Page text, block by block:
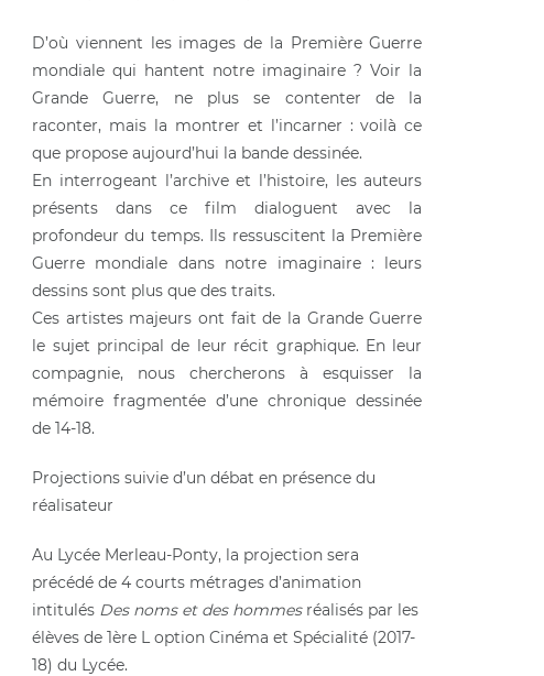
D’où viennent les images de la Première Guerre
mondiale qui hantent notre imaginaire ? Voir la
Grande Guerre, ne plus se contenter de la
raconter, mais la montrer et l’incarner : voilà ce
que propose aujourd’hui la bande dessinée.
En interrogeant l’archive et l’histoire, les auteurs
présents dans ce film dialoguent avec la
profondeur du temps. Ils ressuscitent la Première
Guerre mondiale dans notre imaginaire : leurs
dessins sont plus que des traits.
Ces artistes majeurs ont fait de la Grande Guerre
le sujet principal de leur récit graphique. En leur
compagnie, nous chercherons à esquisser la
mémoire fragmentée d’une chronique dessinée
de 14-18.
Projections suivie d’un débat en présence du
réalisateur
Au Lycée Merleau-Ponty, la projection sera
précédé de 4 courts métrages d’animation
intitulés Des noms et des hommesréalisés par les
élèves de 1ère L option Cinéma et Spécialité (2017-
18) du Lycée.